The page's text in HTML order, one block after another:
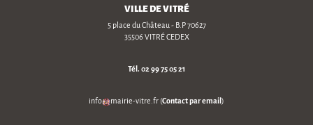
VILLE DE VITRÉ
5 place du Château - B.P 70627
35506 VITRÉ CEDEX
Tél.02 99 75 05 21
info mairie-vitre.fr (Contact par email)